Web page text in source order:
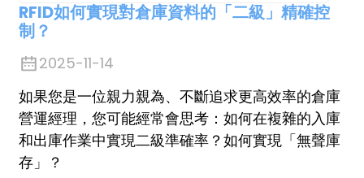
RFID如何實現對倉庫資料的「二級」精確控
制？
2025-11-14
如果您是一位親力親為、不斷追求更高效率的倉庫
營運經理，您可能經常會思考：如何在複雜的入庫
和出庫作業中實現二級準確率？如何實現「無聲庫
存」？